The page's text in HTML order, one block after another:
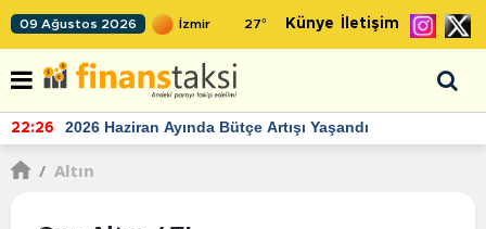
09 Ağustos 2026 27° Künye İletişim
22:26 2026 Haziran Ayında Bütçe Artışı Yaşandı
/ Altın